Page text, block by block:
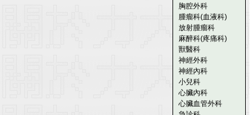
胸腔外科
腫瘤科(血液科)
放射腫瘤科
麻醉科(疼痛科)
獸醫科
神經外科
神經內科
小兒科
心臟內科
心臟血管外科